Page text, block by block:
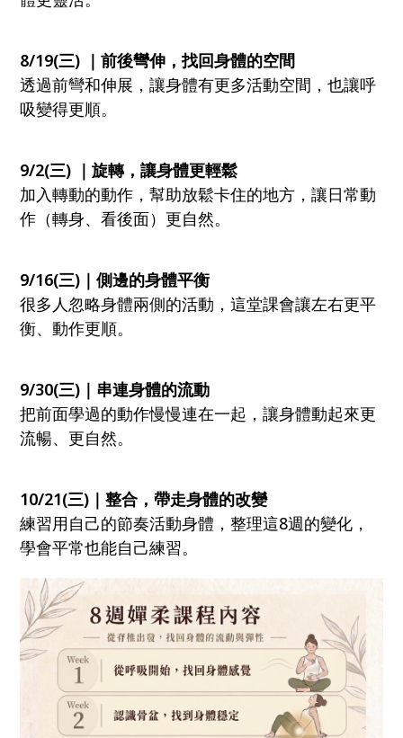
8/19(三) ｜前後彎伸，找回身體的空間
透過前彎和伸展，讓身體有更多活動空間，也讓呼
吸變得更順。
9/2(三) ｜旋轉，讓身體更輕鬆
加入轉動的動作，幫助放鬆卡住的地方，讓日常動
作（轉身、看後面）更自然。
9/16(三)｜側邊的身體平衡
很多人忽略身體兩側的活動，這堂課會讓左右更平
衡、動作更順。
9/30(三)｜串連身體的流動
把前面學過的動作慢慢連在一起，讓身體動起來更
流暢、更自然。
10/21(三)｜整合，帶走身體的改變
練習用自己的節奏活動身體，整理這8週的變化，
學會平常也能自己練習。